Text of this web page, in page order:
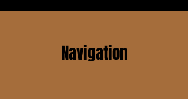
Navigation